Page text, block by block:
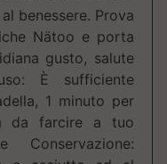
benessere. Prova
Nätoo e porta
gusto, salute
È sufficiente
1 minuto per
da farcire a tuo
Conservazione: